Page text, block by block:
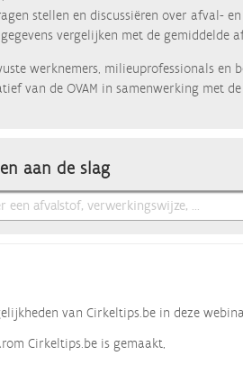
stellen en discussiëren over afval-
vergelijken met de gemiddelde
werknemers, milieuprofessionals en
van de OVAM in samenwerking met
aan de slag
van Cirkeltips.be in deze
Cirkeltips.be is gemaakt,